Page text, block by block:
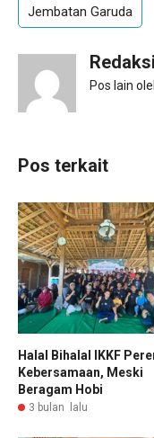
Jembatan Garuda
Redaksi
Pos lain
Pos terkait
Halal Bihalal IKKF
Kebersamaan, Meski
Beragam Hobi
3 bulan lalu